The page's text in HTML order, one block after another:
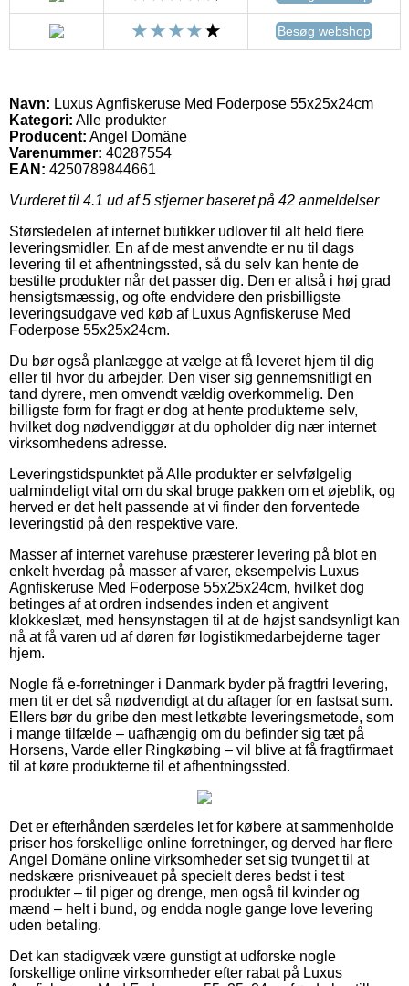
Besøg webshop
Navn: Luxus Agnfiskeruse Med Foderpose 55x25x24cm
Kategori: Alle produkter
Producent: Angel Domäne
Varenummer: 40287554
EAN: 4250789844661
Vurderet til 4.1 ud af 5 stjerner baseret på 42 anmeldelser
Størstedelen af internet butikker udlover til alt held flere
leveringsmidler. En af de mest anvendte er nu til dags
levering til et afhentningssted, så du selv kan hente de
bestilte produkter når det passer dig. Den er altså i høj grad
hensigtsmæssig, og ofte endvidere den prisbilligste
leveringsudgave ved køb af Luxus Agnfiskeruse Med
Foderpose 55x25x24cm.
Du bør også planlægge at vælge at få leveret hjem til dig
eller til hvor du arbejder. Den viser sig gennemsnitligt en
tand dyrere, men omvendt vældig overkommelig. Den
billigste form for fragt er dog at hente produkterne selv,
hvilket dog nødvendiggør at du opholder dig nær internet
virksomhedens adresse.
Leveringstidspunktet på Alle produkter er selvfølgelig
ualmindeligt vital om du skal bruge pakken om et øjeblik, og
herved er det helt passende at vi finder den forventede
leveringstid på den respektive vare.
Masser af internet varehuse præsterer levering på blot en
enkelt hverdag på masser af varer, eksempelvis Luxus
Agnfiskeruse Med Foderpose 55x25x24cm, hvilket dog
betinges af at ordren indsendes inden et angivent
klokkeslæt, med hensynstagen til at de højst sandsynligt kan
nå at få varen ud af døren før logistikmedarbejderne tager
hjem.
Nogle få e-forretninger i Danmark byder på fragtfri levering,
men tit er det så nødvendigt at du aftager for en fastsat sum.
Ellers bør du gribe den mest letkøbte leveringsmetode, som
i mange tilfælde – uafhængig om du befinder sig tæt på
Horsens, Varde eller Ringkøbing – vil blive at få fragtfirmaet
til at køre produkterne til et afhentningssted.
Det er efterhånden særdeles let for købere at sammenholde
priser hos forskellige online forretninger, og derved har flere
Angel Domäne online virksomheder set sig tvunget til at
nedskære prisniveauet på specielt deres bedst i test
produkter – til piger og drenge, men også til kvinder og
mænd – helt i bund, og endda nogle gange love levering
uden betaling.
Det kan stadigvæk være gunstigt at udforske nogle
forskellige online virksomheder efter rabat på Luxus